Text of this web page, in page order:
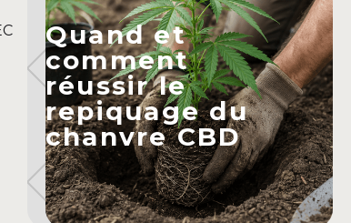
Quand et
comment
réussir le
repiquage du
chanvre CBD